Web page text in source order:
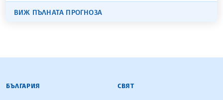
ВИЖ ПЪЛНАТА ПРОГНОЗА
БЪЛГАРСКА ТЕЛЕГРАФНА АГЕНЦИЯ
БЪЛГАРИЯ СВЯТ